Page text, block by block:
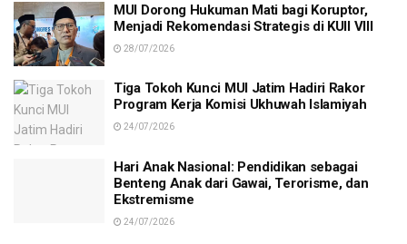
MUI Dorong Hukuman Mati bagi Koruptor,
Menjadi Rekomendasi Strategis di KUII VIII
28/07/2026
Tiga Tokoh Kunci MUI Jatim Hadiri Rakor
Program Kerja Komisi Ukhuwah Islamiyah
24/07/2026
Hari Anak Nasional: Pendidikan sebagai
Benteng Anak dari Gawai, Terorisme, dan
Ekstremisme
24/07/2026